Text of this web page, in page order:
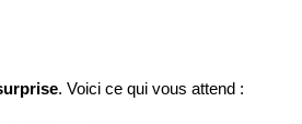
. Voici ce qui vous attend :